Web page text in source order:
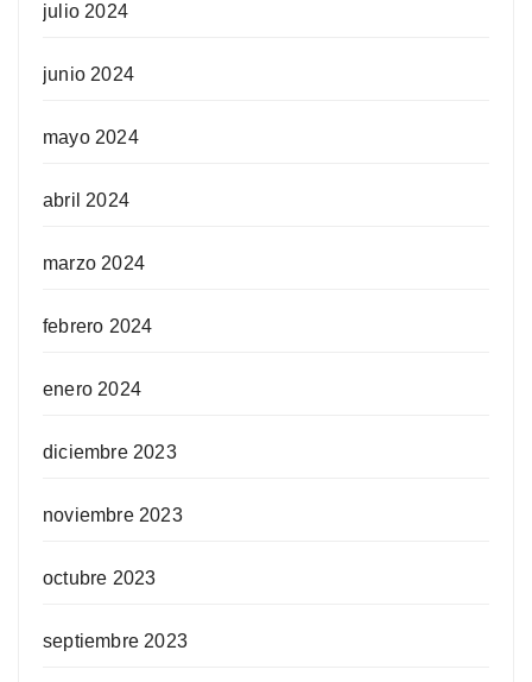
julio 2024
junio 2024
mayo 2024
abril 2024
marzo 2024
febrero 2024
enero 2024
diciembre 2023
noviembre 2023
octubre 2023
septiembre 2023